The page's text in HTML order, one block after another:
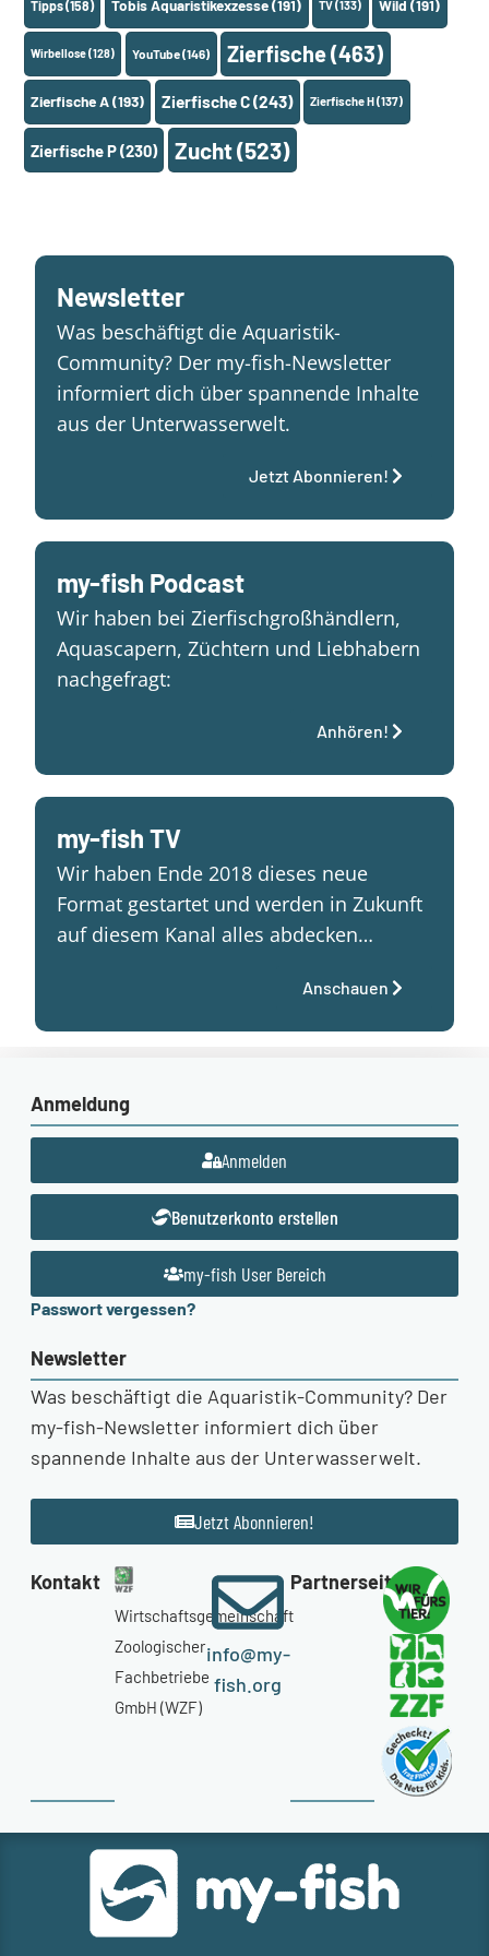
Tipps(158) Tobis Aquaristikexzesse(191) TV(133) Wild (191)
Wirbellose(128) YouTube(146) Zierfische(463)
Zierfische A(193) Zierfische C(243) Zierfische H(137)
Zierfische P(230) Zucht(523)
Newsletter
Was beschäftigt die Aquaristik-
Community? Der my-fish-Newsletter
informiert dich über spannende Inhalte
aus der Unterwasserwelt.
Jetzt Abonnieren!
my-fish Podcast
Wir haben bei Zierfischgroßhändlern,
Aquascapern, Züchtern und Liebhabern
nachgefragt:
Anhören!
my-fish TV
Wir haben Ende 2018 dieses neue
Format gestartet und werden in Zukunft
auf diesem Kanal alles abdecken…
Anschauen
Anmeldung
Anmelden
Benutzerkonto erstellen
my-fish User Bereich
Passwort vergessen?
Newsletter
Was beschäftigt die Aquaristik-Community? Der
my-fish-Newsletter informiert dich über
spannende Inhalte aus der Unterwasserwelt.
Jetzt Abonnieren!
Kontakt
Wirtschaftsgemeinschaft
Zoologischer
Fachbetriebe
GmbH (WZF)
info@my-
fish.org
Partnerseiten